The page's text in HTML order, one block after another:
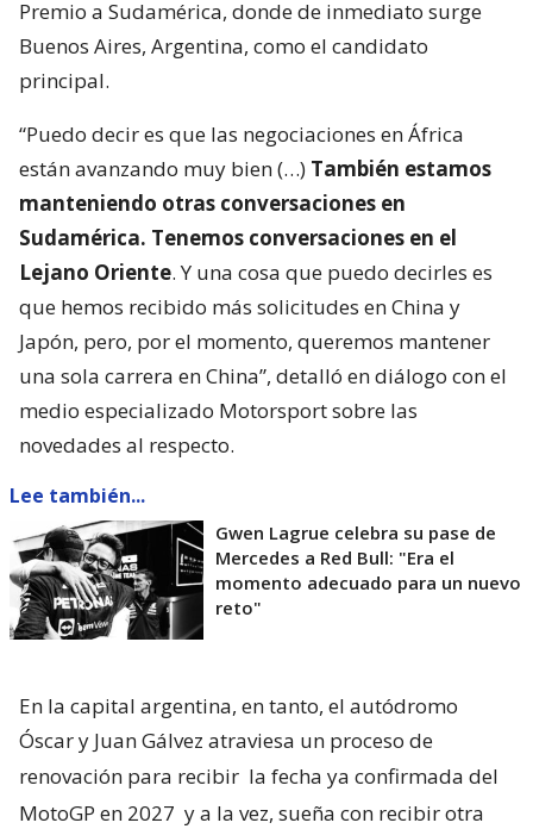
Premio a Sudamérica, donde de inmediato surge
Buenos Aires, Argentina, como el candidato
principal.
“Puedo decir es que las negociaciones en África
están avanzando muy bien (…) También estamos
manteniendo otras conversaciones en
Sudamérica. Tenemos conversaciones en el
Lejano Oriente. Y una cosa que puedo decirles es
que hemos recibido más solicitudes en China y
Japón, pero, por el momento, queremos mantener
una sola carrera en China”, detalló en diálogo con el
medio especializado Motorsport sobre las
novedades al respecto.
Lee también...
Gwen Lagrue celebra su pase de
Mercedes a Red Bull: "Era el
momento adecuado para un nuevo
reto"
En la capital argentina, en tanto, el autódromo
Óscar y Juan Gálvez atraviesa un proceso de
renovación para recibir la fecha ya confirmada del
MotoGP en 2027 y a la vez, sueña con recibir otra